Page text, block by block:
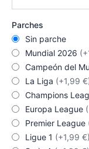
Parches
Sin parche
Mundial 2026
Campeón del
La Liga (+1,99
Champions
Europa League
Premier League
Ligue 1 (+1,99 €)